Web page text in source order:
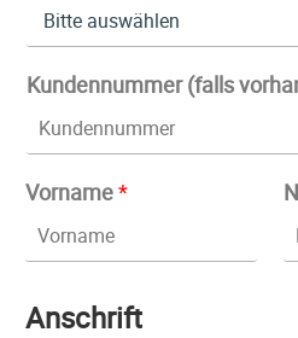
Kundennummer (falls
Vorname*
Anschrift